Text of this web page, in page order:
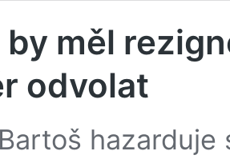
měl
odvolat